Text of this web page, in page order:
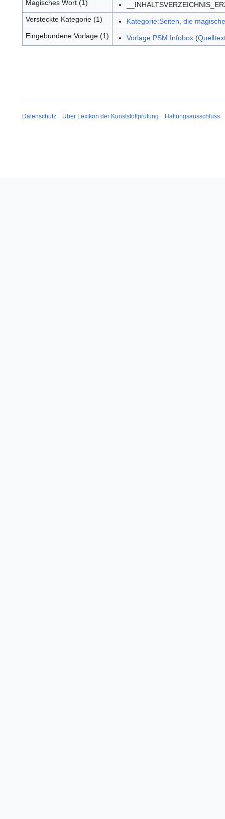
Magisches Wort (1)
Versteckte Kategorie (1)
Kategorie:Seiten, die
Eingebundene Vorlage (1)
Vorlage:PSM Infobox(
Datenschutz Über Lexikon der Kunststoffprüfung Haftungsausschluss